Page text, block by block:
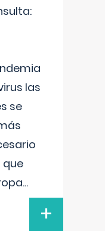
las
se
que
...
+